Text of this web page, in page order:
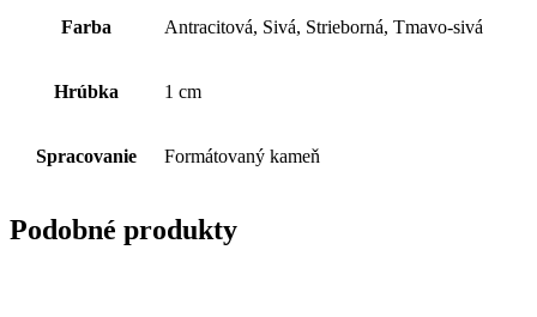
Farba Antracitová, Sivá, Strieborná, Tmavo-sivá
Hrúbka 1 cm
Spracovanie Formátovaný kameň
Podobné produkty